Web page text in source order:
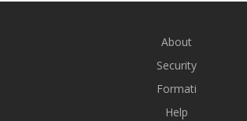
About
Security
Formati
Help